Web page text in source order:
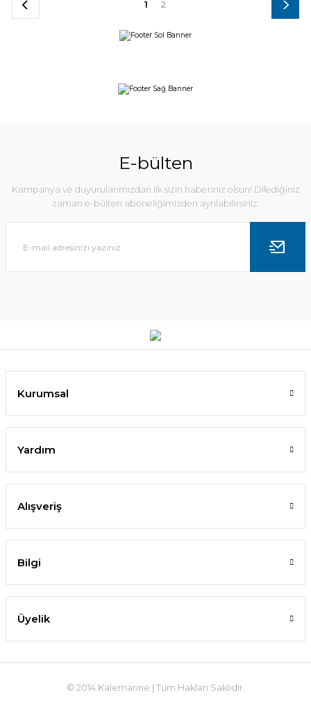
1 2
E-bülten
Kampanya ve duyurularımızdan ilk sizin haberiniz olsun! Dilediğiniz
zaman e-bülten aboneliğimizden ayrılabilirsiniz.
Kurumsal
Yardım
Alışveriş
Bilgi
Üyelik
© 2014 Kalemarine | Tüm Hakları Saklıdır.